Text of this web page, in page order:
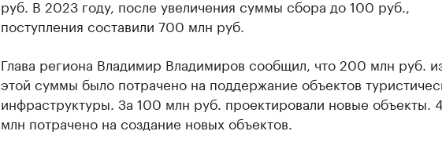
руб. В 2023 году, после увеличения суммы сбора до 100 руб.,
поступления составили 700 млн руб.
Глава региона Владимир Владимиров сообщил, что 200 млн руб.
этой суммы было потрачено на поддержание объектов
инфраструктуры. За 100 млн руб. проектировали новые объекты.
млн потрачено на создание новых объектов.